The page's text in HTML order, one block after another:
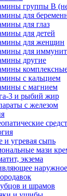
группы В
для
для глаз
для детей
для женщин
для
другие
с кальцием
с магнием
3 и рыбий жир
с железом
и угревая сыпь
мази
экзема
наружное
и шрамов